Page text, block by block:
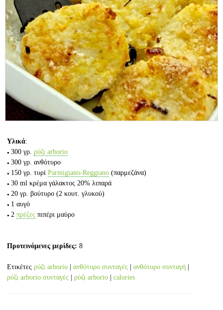
Υλικά:
300 γρ. ρύζι arborio
300 γρ. ανθότυρο
150 γρ. τυρί Parmigiano-Reggiano (παρμεζάνα)
30 ml κρέμα γάλακτος 20% λιπαρά
20 γρ. βούτυρο (2 κουτ. γλυκού)
1 αυγό
2 πρέζες πιπέρι μαύρο
Προτεινόμενες μερίδες: 8
Ετικέτες ρύζι arborio ανθότυρο συνταγές ανθότυρο συνταγή
ρύζι arborio συνταγές
ρύζι arborio calories